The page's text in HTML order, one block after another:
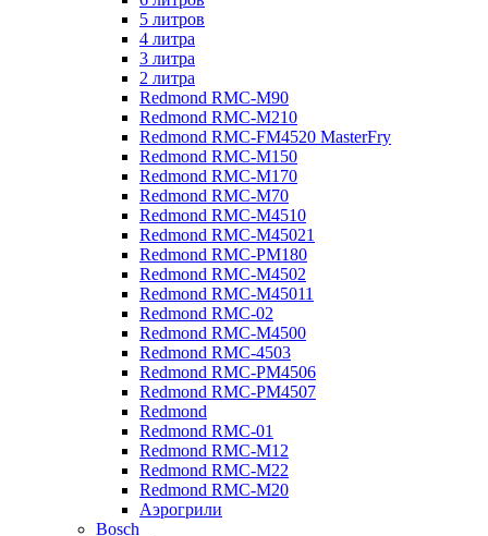
5 литров
4 литра
3 литра
2 литра
Redmond RMC-M90
Redmond RMC-M210
Redmond RMC-FM4520 MasterFry
Redmond RMC-M150
Redmond RMC-M170
Redmond RMC-M70
Redmond RMC-M4510
Redmond RMC-M45021
Redmond RMC-PM180
Redmond RMC-M4502
Redmond RMC-M45011
Redmond RMC-02
Redmond RMC-M4500
Redmond RMC-4503
Redmond RMC-PM4506
Redmond RMC-PM4507
Redmond
Redmond RMC-01
Redmond RMC-M12
Redmond RMC-M22
Redmond RMC-M20
Аэрогрили
Bosch